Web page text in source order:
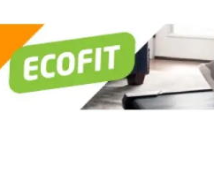
РУКАВИЦІ ДЛЯ КАРАТЕ
РУКАВИЦІ ДЛЯ ММА